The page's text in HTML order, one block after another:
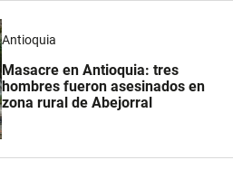
Antioquia
Masacre en Antioquia: tres
hombres fueron asesinados en
zona rural de Abejorral